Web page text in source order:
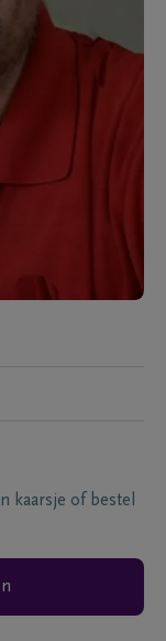
kaarsje of bestel